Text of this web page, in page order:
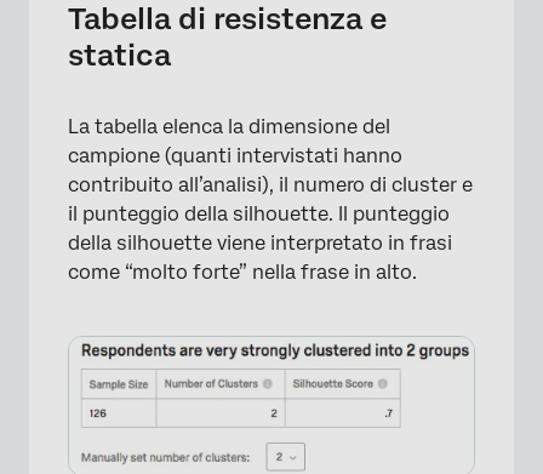
Tabella di resistenza e
statica
La tabella elenca la dimensione del
campione (quanti intervistati hanno
contribuito all’analisi), il numero di cluster e
il punteggio della silhouette. Il punteggio
della silhouette viene interpretato in frasi
come “molto forte” nella frase in alto.